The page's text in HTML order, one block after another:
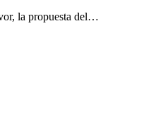
la propuesta del…